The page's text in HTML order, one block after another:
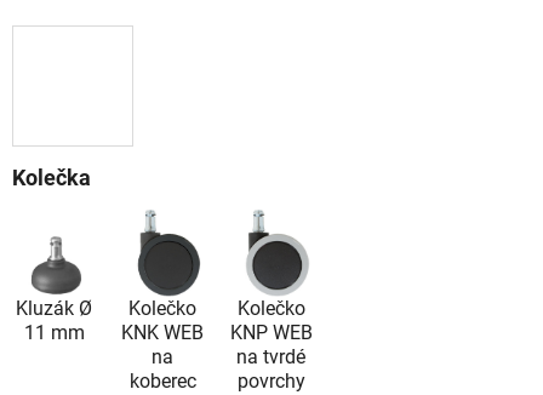
Kolečka
Kluzák Ø
11 mm
Kolečko
KNK WEB
na
koberec
Kolečko
KNP WEB
na tvrdé
povrchy